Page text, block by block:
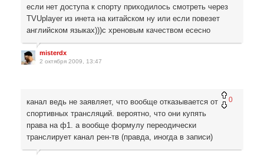
если нет доступа к спорту приходилось смотреть через
TVUplayer из инета на китайском ну или если повезет
английском языках)))с хреновым качеством есесно
misterdx
2 октября 2009, 13:47
0
канал ведь не заявляет, что вообще отказывается от
спортивных трансляций. вероятно, что они купять
права на ф1. а вообще формулу переодически
транслирует канал рен-тв (правда, иногда в записи)